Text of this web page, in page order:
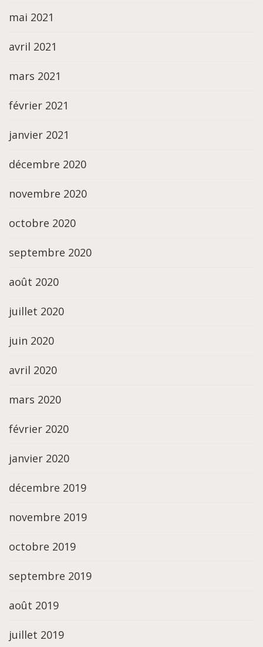
mai 2021
avril 2021
mars 2021
février 2021
janvier 2021
décembre 2020
novembre 2020
octobre 2020
septembre 2020
août 2020
juillet 2020
juin 2020
avril 2020
mars 2020
février 2020
janvier 2020
décembre 2019
novembre 2019
octobre 2019
septembre 2019
août 2019
juillet 2019